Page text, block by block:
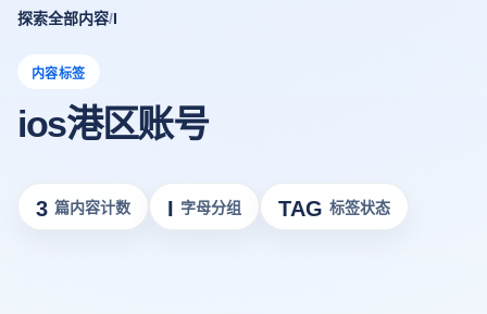
探索全部内容/I
内容标签
ios港区账号
3 篇内容计数 I 字母分组 TAG 标签状态